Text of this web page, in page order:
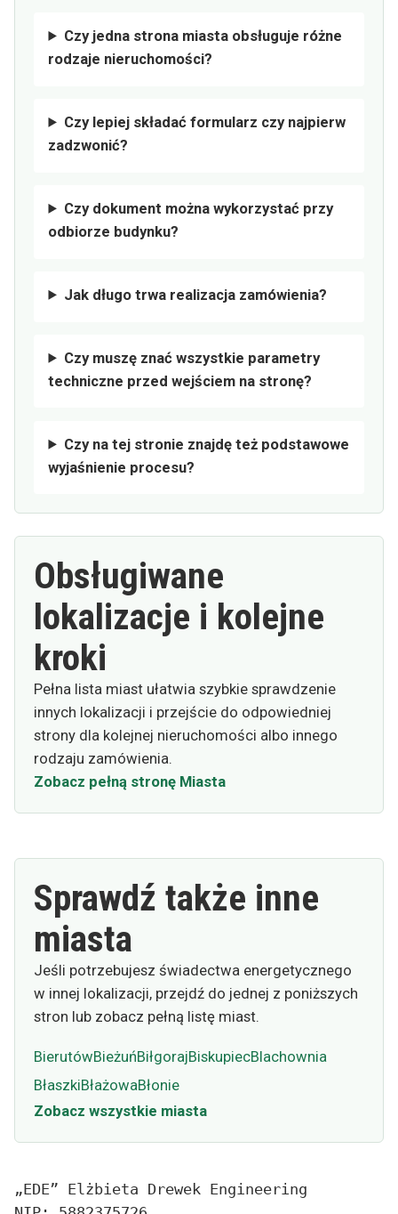
Czy jedna strona miasta obsługuje różne
rodzaje nieruchomości?
Czy lepiej składać formularz czy najpierw
zadzwonić?
Czy dokument można wykorzystać przy
odbiorze budynku?
Jak długo trwa realizacja zamówienia?
Czy muszę znać wszystkie parametry
techniczne przed wejściem na stronę?
Czy na tej stronie znajdę też podstawowe
wyjaśnienie procesu?
Obsługiwane
lokalizacje i kolejne
kroki
Pełna lista miast ułatwia szybkie sprawdzenie
innych lokalizacji i przejście do odpowiedniej
strony dla kolejnej nieruchomości albo innego
rodzaju zamówienia.
Zobacz pełną stronę Miasta
Sprawdź także inne
miasta
Jeśli potrzebujesz świadectwa energetycznego
w innej lokalizacji, przejdź do jednej z poniższych
stron lub zobacz pełną listę miast.
BierutówBieżuńBiłgorajBiskupiecBlachownia
BłaszkiBłażowaBłonie
Zobacz wszystkie miasta
„EDE” Elżbieta Drewek Engineering